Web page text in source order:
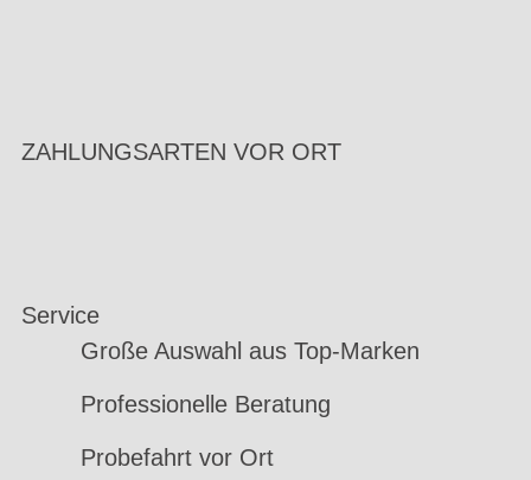
ZAHLUNGSARTEN VOR ORT
Service
Große Auswahl aus Top-Marken
Professionelle Beratung
Probefahrt vor Ort